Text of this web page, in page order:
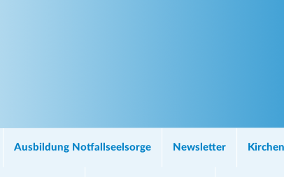
Ausbildung Notfallseelsorge Newsletter